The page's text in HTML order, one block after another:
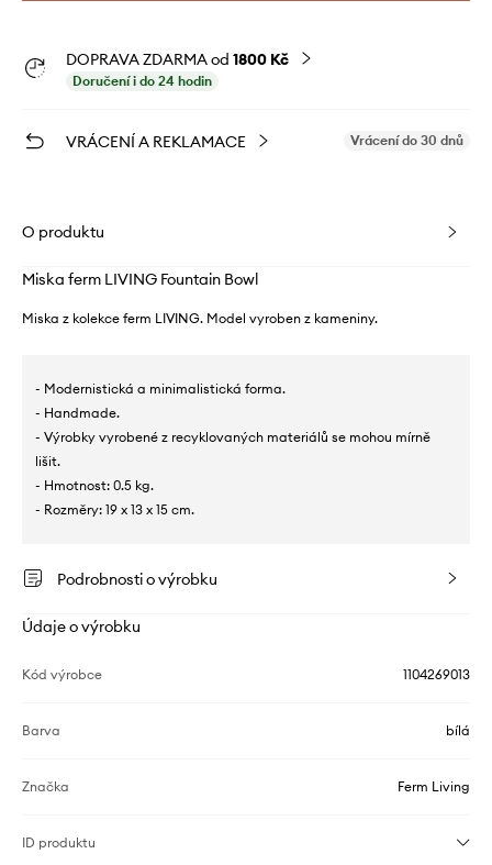
DOPRAVA ZDARMA od 1800 Kč
Doručení i do 24 hodin
VRÁCENÍ A REKLAMACE Vrácení do 30 dnů
O produktu
Miska ferm LIVING Fountain Bowl
Miska z kolekce ferm LIVING. Model vyroben z kameniny.
- Modernistická a minimalistická forma.
- Handmade.
- Výrobky vyrobené z recyklovaných materiálů se mohou mírně
lišit.
- Hmotnost: 0.5 kg.
- Rozměry: 19 x 13 x 15 cm.
Podrobnosti o výrobku
Údaje o výrobku
Kód výrobce 1104269013
Barva bílá
Značka Ferm Living
ID produktu